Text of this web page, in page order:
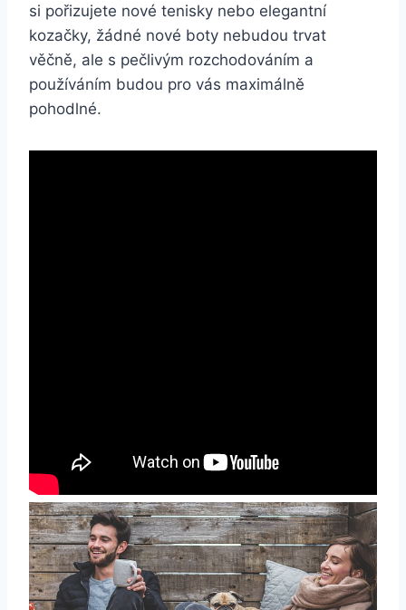
si​ pořizujete nové tenisky nebo elegantní
‍kozačky, žádné ⁣nové boty nebudou trvat
věčně, ale s pečlivým rozchodováním a‍
používáním ⁢budou ⁤pro vás maximálně
pohodlné.